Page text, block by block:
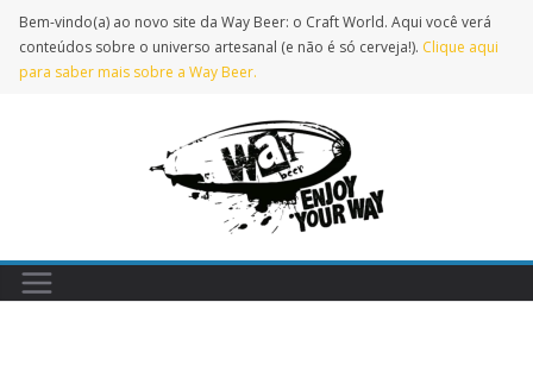
Pular
para
Bem-vindo(a) ao novo site da Way Beer: o Craft World. Aqui você verá
conteúdos sobre o universo artesanal (e não é só cerveja!). Clique aqui
para saber mais sobre a Way Beer.